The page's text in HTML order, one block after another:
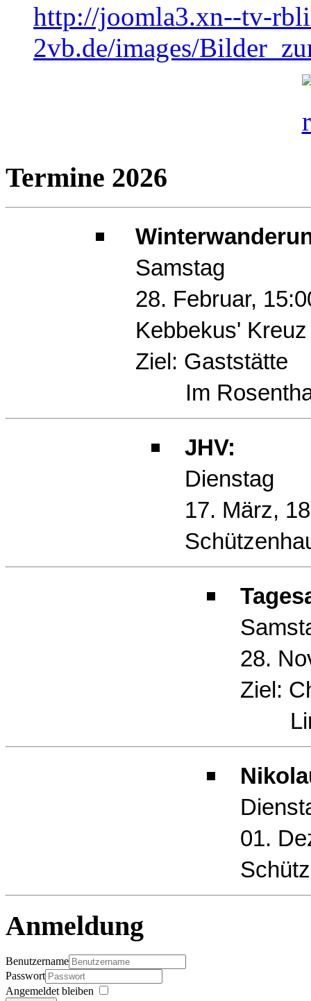
http://joomla3.xn--tv-
2vb.de/images/
Termine 2026
Samstag
28. Februar,
Kebbekus' Kreuz
Ziel: Gaststätte
Im
JHV:
Dienstag
17. März,
28.
Ziel:
01.
Anmeldung
Benutzername
Passwort
Angemeldet bleiben